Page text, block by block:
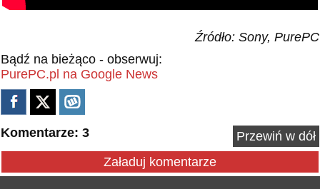
Źródło: Sony, PurePC
Bądź na bieżąco - obserwuj:
PurePC.pl na Google News
Komentarze: 3
Przewiń w dół
Załaduj komentarze